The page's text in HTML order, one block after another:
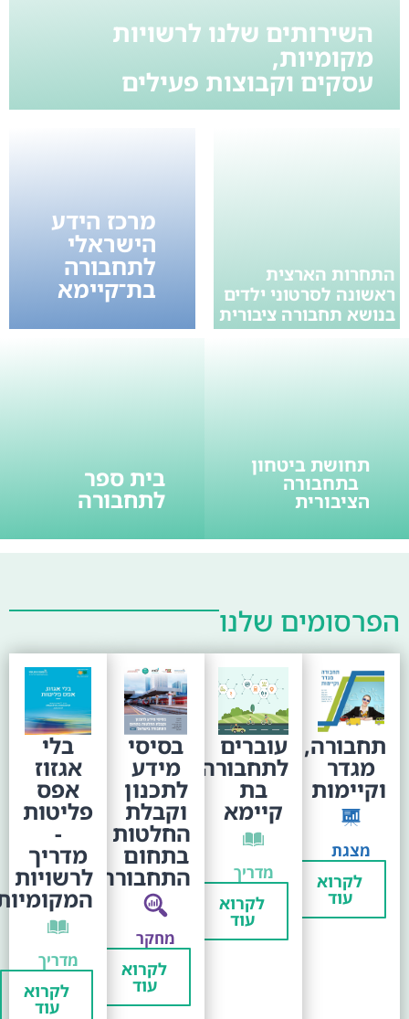
השירותים שלנו לרשויות
מקומיות,
עסקים וקבוצות פעילים
התחרות הארצית
ראשונה לסרטוני ילדים
בנושא תחבורה ציבורית
מרכז הידע
הישראלי
לתחבורה
בת־קיימא
תחושת ביטחון
בתחבורה
הציבורית
בית ספר
לתחבורה
הפרסומים שלנו
תחבורה,
מגדר
וקיימות
מצגת
לקרוא
עוד
עוברים
לתחבורה
בת
קיימא
מדריך
לקרוא
עוד
בסיסי
מידע
לתכנון
וקבלת
החלטות
בתחום
התחבורה
מחקר
לקרוא
עוד
בלי
אגזוז
אפס
פליטות
-
מדריך
לרשויות
המקומיות
מדריך
לקרוא
עוד